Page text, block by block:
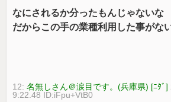
なにされるか分ったもんじゃないな
だからこの手の業種利用した事がな
12:名無しさん＠涙目です。(兵庫県) [ﾆﾀﾞ]
9:22.48 ID:iFpu+VtB0